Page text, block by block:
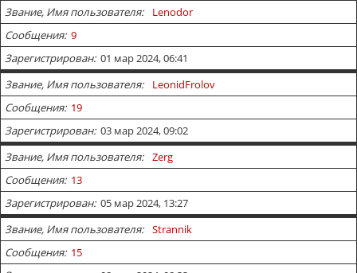
Звание, Имя пользователя
Lenodor
Сообщения 9
Зарегистрирован 01 мар 2024, 06:41
Звание, Имя пользователя
LeonidFrolov
Сообщения 19
Зарегистрирован 03 мар 2024, 09:02
Звание, Имя пользователя
Zerg
Сообщения 13
Зарегистрирован 05 мар 2024, 13:27
Звание, Имя пользователя
Strannik
Сообщения 15